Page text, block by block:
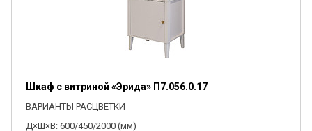
Шкаф с витриной «Эрида» П7.056.0.17
ВАРИАНТЫ РАСЦВЕТКИ
Д×Ш×В: 600/450/2000 (мм)